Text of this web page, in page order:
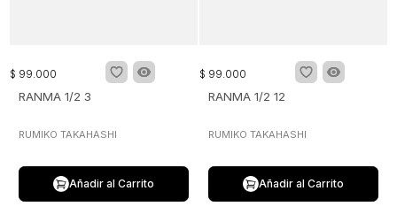
$ 99.000
RANMA 1/2 3
RUMIKO TAKAHASHI
Añadir al Carrito
$ 99.000
RANMA 1/2 12
RUMIKO TAKAHASHI
Añadir al Carrito